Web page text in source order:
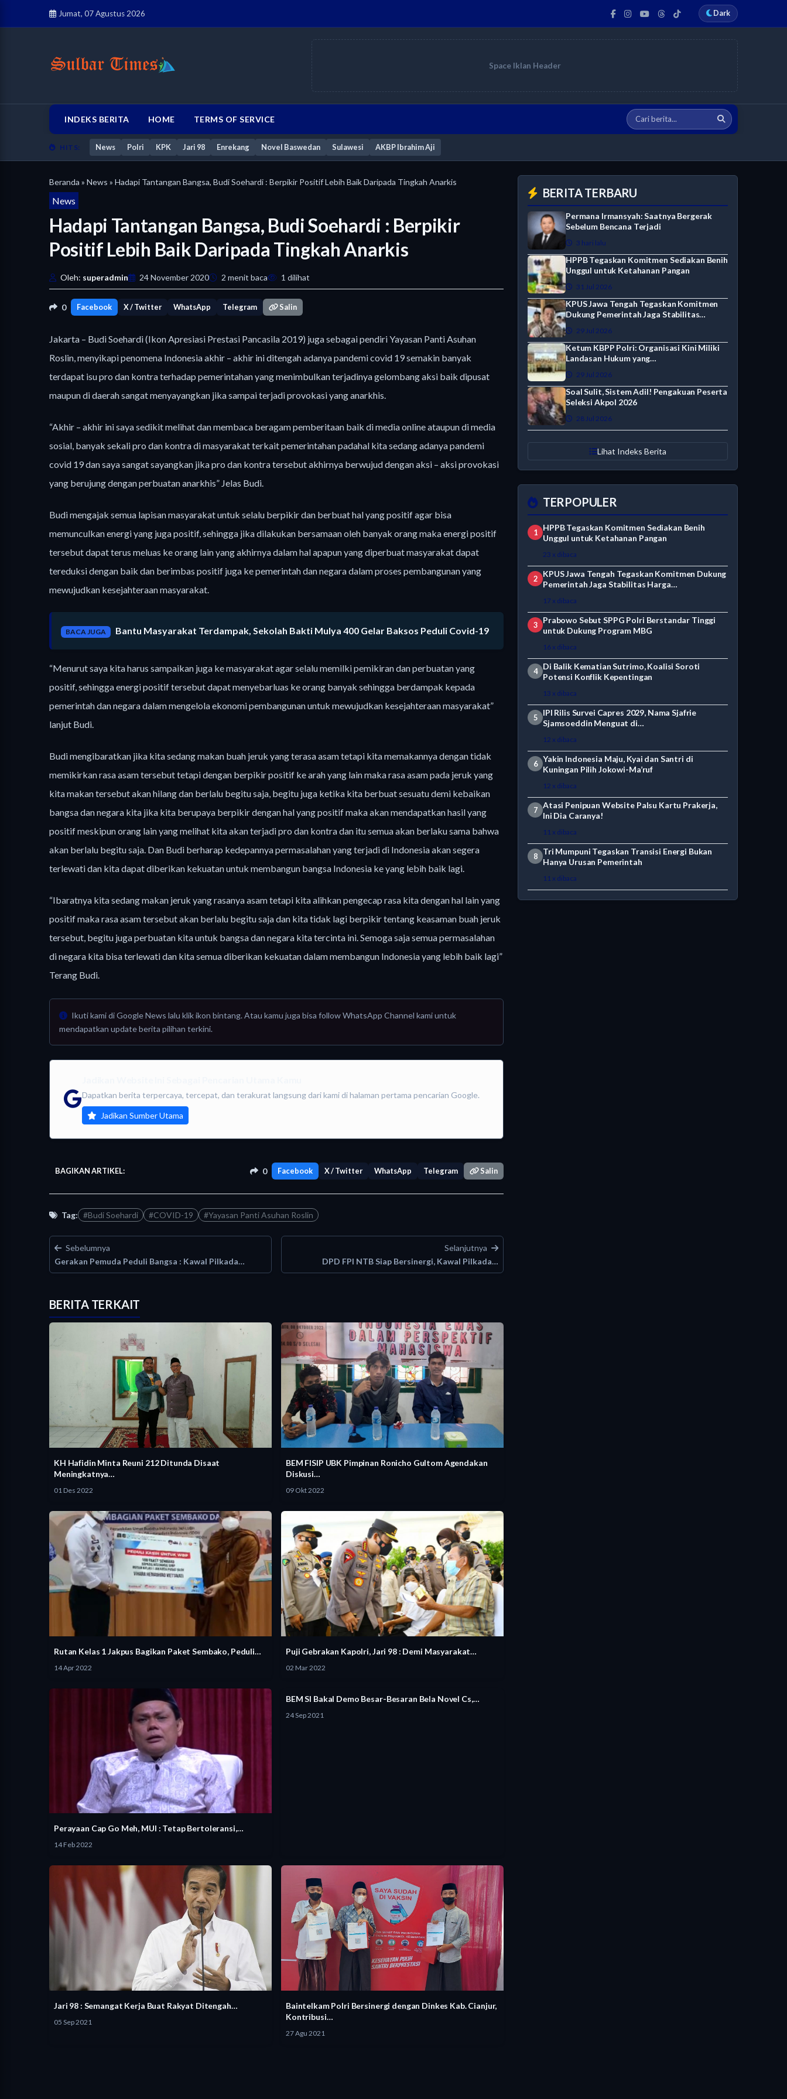
Jumat, 07 Agustus 2026 Dark
Space Iklan Header
INDEKS BERITA HOME TERMS OF SERVICE
HITS: News Polri KPK Jari 98 Enrekang Novel Baswedan Sulawesi AKBP Ibrahim Aji
Beranda » News » Hadapi Tantangan Bangsa, Budi Soehardi : Berpikir Positif Lebih Baik Daripada Tingkah Anarkis
News
Hadapi Tantangan Bangsa, Budi Soehardi : Berpikir
Positif Lebih Baik Daripada Tingkah Anarkis
Oleh: superadmin 24 November 2020 2 menit baca 1 dilihat
0 Facebook X / Twitter WhatsApp Telegram Salin
Jakarta – Budi Soehardi (Ikon Apresiasi Prestasi Pancasila 2019) juga sebagai pendiri Yayasan Panti Asuhan
Roslin, menyikapi penomena Indonesia akhir – akhir ini ditengah adanya pandemi covid 19 semakin banyak
terdapat isu pro dan kontra terhadap pemerintahan yang menimbulkan terjadinya gelombang aksi baik dipusat
maupun di daerah sangat menyayangkan jika sampai terjadi provokasi yang anarkhis.
“Akhir – akhir ini saya sedikit melihat dan membaca beragam pemberitaan baik di media online ataupun di media
sosial, banyak sekali pro dan kontra di masyarakat terkait pemerintahan padahal kita sedang adanya pandemi
covid 19 dan saya sangat sayangkan jika pro dan kontra tersebut akhirnya berwujud dengan aksi – aksi provokasi
yang berujung dengan perbuatan anarkhis” Jelas Budi.
Budi mengajak semua lapisan masyarakat untuk selalu berpikir dan berbuat hal yang positif agar bisa
memunculkan energi yang juga positif, sehingga jika dilakukan bersamaan oleh banyak orang maka energi positif
tersebut dapat terus meluas ke orang lain yang akhirnya dalam hal apapun yang diperbuat masyarakat dapat
tereduksi dengan baik dan berimbas positif juga ke pemerintah dan negara dalam proses pembangunan yang
mewujudkan kesejahteraan masyarakat.
BACA JUGA Bantu Masyarakat Terdampak, Sekolah Bakti Mulya 400 Gelar Baksos Peduli Covid-19
“Menurut saya kita harus sampaikan juga ke masyarakat agar selalu memilki pemikiran dan perbuatan yang
positif, sehingga energi positif tersebut dapat menyebarluas ke orang banyak sehingga berdampak kepada
pemerintah dan negara dalam mengelola ekonomi pembangunan untuk mewujudkan kesejahteraan masyarakat”
lanjut Budi.
Budi mengibaratkan jika kita sedang makan buah jeruk yang terasa asam tetapi kita memakannya dengan tidak
memikirkan rasa asam tersebut tetapi dengan berpikir positif ke arah yang lain maka rasa asam pada jeruk yang
kita makan tersebut akan hilang dan berlalu begitu saja, begitu juga ketika kita berbuat sesuatu demi kebaikan
bangsa dan negara kita jika kita berupaya berpikir dengan hal yang positif maka akan mendapatkan hasil yang
positif meskipun orang lain yang melihat kita akan terjadi pro dan kontra dan itu semua akan berlaku sama bahwa
akan berlalu begitu saja. Dan Budi berharap kedepannya permasalahan yang terjadi di Indonesia akan segera
terlewati dan kita dapat diberikan kekuatan untuk membangun bangsa Indonesia ke yang lebih baik lagi.
“Ibaratnya kita sedang makan jeruk yang rasanya asam tetapi kita alihkan pengecap rasa kita dengan hal lain yang
positif maka rasa asam tersebut akan berlalu begitu saja dan kita tidak lagi berpikir tentang keasaman buah jeruk
tersebut, begitu juga perbuatan kita untuk bangsa dan negara kita tercinta ini. Semoga saja semua permasalahan
di negara kita bisa terlewati dan kita semua diberikan kekuatan dalam membangun Indonesia yang lebih baik lagi”
Terang Budi.
Ikuti kami di Google News lalu klik ikon bintang. Atau kamu juga bisa follow WhatsApp Channel kami untuk
mendapatkan update berita pilihan terkini.
Dapatkan berita terpercaya, tercepat, dan terakurat langsung dari kami di halaman pertama pencarian Google.
Jadikan Sumber Utama
BAGIKAN ARTIKEL: 0 Facebook X / Twitter WhatsApp Telegram Salin
Tag: #Budi Soehardi #COVID-19 #Yayasan Panti Asuhan Roslin
Sebelumnya
Gerakan Pemuda Peduli Bangsa : Kawal Pilkada…
Selanjutnya
DPD FPI NTB Siap Bersinergi, Kawal Pilkada…
BERITA TERKAIT
KH Hafidin Minta Reuni 212 Ditunda Disaat
Meningkatnya…
01 Des 2022
BEM FISIP UBK Pimpinan Ronicho Gultom Agendakan
Diskusi…
09 Okt 2022
Rutan Kelas 1 Jakpus Bagikan Paket Sembako, Peduli…
14 Apr 2022
Puji Gebrakan Kapolri, Jari 98 : Demi Masyarakat…
02 Mar 2022
Perayaan Cap Go Meh, MUI : Tetap Bertoleransi,…
14 Feb 2022
BEM SI Bakal Demo Besar-Besaran Bela Novel Cs,…
24 Sep 2021
Jari 98 : Semangat Kerja Buat Rakyat Ditengah…
05 Sep 2021
Baintelkam Polri Bersinergi dengan Dinkes Kab. Cianjur,
Kontribusi…
27 Agu 2021
BERITA TERBARU
Permana Irmansyah: Saatnya Bergerak
Sebelum Bencana Terjadi
3 hari lalu
HPPB Tegaskan Komitmen Sediakan Benih
Unggul untuk Ketahanan Pangan
31 Jul 2026
KPUS Jawa Tengah Tegaskan Komitmen
Dukung Pemerintah Jaga Stabilitas…
29 Jul 2026
Ketum KBPP Polri: Organisasi Kini Miliki
Landasan Hukum yang…
29 Jul 2026
Soal Sulit, Sistem Adil! Pengakuan Peserta
Seleksi Akpol 2026
28 Jul 2026
Lihat Indeks Berita
TERPOPULER
1
HPPB Tegaskan Komitmen Sediakan Benih
Unggul untuk Ketahanan Pangan
23 x dibaca
2
KPUS Jawa Tengah Tegaskan Komitmen Dukung
Pemerintah Jaga Stabilitas Harga…
17 x dibaca
3
Prabowo Sebut SPPG Polri Berstandar Tinggi
untuk Dukung Program MBG
16 x dibaca
4
Di Balik Kematian Sutrimo, Koalisi Soroti
Potensi Konflik Kepentingan
13 x dibaca
5
IPI Rilis Survei Capres 2029, Nama Sjafrie
Sjamsoeddin Menguat di…
12 x dibaca
6 Yakin Indonesia Maju, Kyai dan Santri di
Kuningan Pilih Jokowi-Ma’ruf
12 x dibaca
7 Atasi Penipuan Website Palsu Kartu Prakerja,
Ini Dia Caranya!
11 x dibaca
8
Tri Mumpuni Tegaskan Transisi Energi Bukan
Hanya Urusan Pemerintah
11 x dibaca